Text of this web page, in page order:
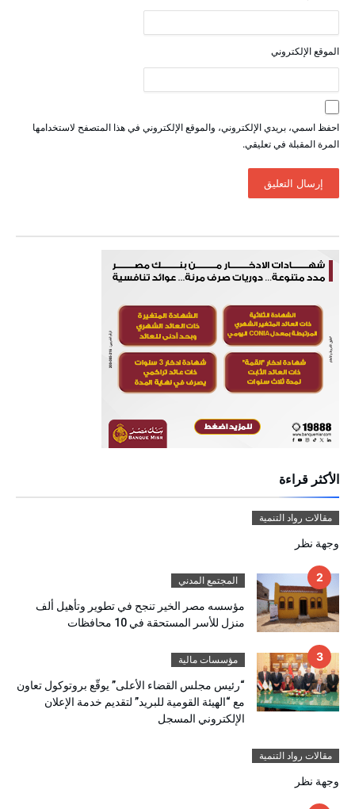
الموقع الإلكتروني
احفظ اسمي، بريدي الإلكتروني، والموقع الإلكتروني في هذا المتصفح لاستخدامها
المرة المقبلة في تعليقي.
الأكثر قراءة
مقالات رواد التنمية
وجهة نظر
المجتمع المدني
مؤسسه مصر الخير تنجح في تطوير وتأهيل ألف
منزل للأسر المستحقة في 10 محافظات
مؤسسات مالية
“رئيس مجلس القضاء الأعلى” يوقّع بروتوكول تعاون
مع “الهيئة القومية للبريد” لتقديم خدمة الإعلان
الإلكتروني المسجل
مقالات رواد التنمية
وجهة نظر